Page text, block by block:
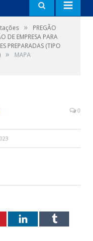
»
PREGÃO
DE EMPRESA PARA
PREPARADAS (TIPO
»
MAPA
0
LinkedInTumblr